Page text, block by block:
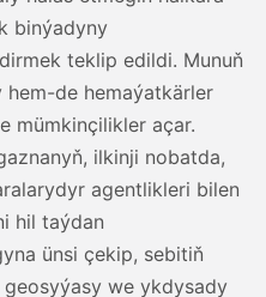
binýadyny
teklip edildi. Munuň
de hemaýatkärler
mümkinçilikler açar.
ilkinji nobatda,
agentlikleri bilen
hil taýdan
ünsi çekip, sebitiň
we ykdysady